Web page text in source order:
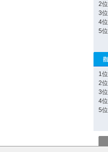
2位
3位
4位
5位
1位
2位
3位
4位
5位